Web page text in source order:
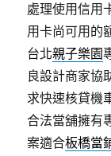
處理使用信用
用卡尚可用的
台北親子樂園
良設計商家協
求快速核貸機
合法當舖擁有
案適合板橋當